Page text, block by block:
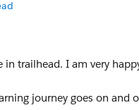
trailhead. I am very
journey goes on and